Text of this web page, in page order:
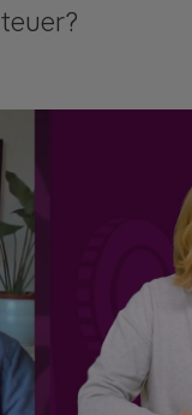
teuer?